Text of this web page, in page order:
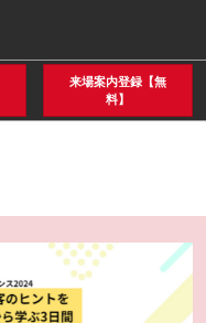
来場案内登録【無
料】